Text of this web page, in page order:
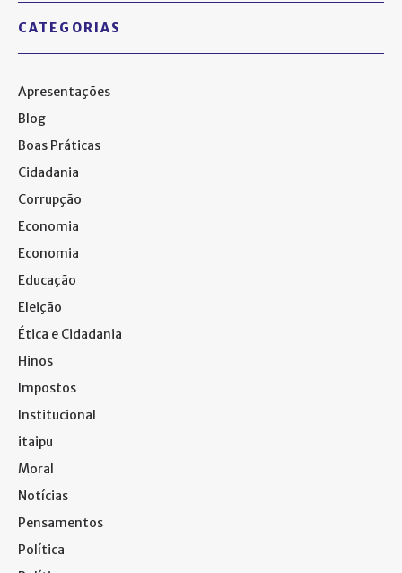
CATEGORIAS
Apresentações
Blog
Boas Práticas
Cidadania
Corrupção
Economia
Economia
Educação
Eleição
Ética e Cidadania
Hinos
Impostos
Institucional
itaipu
Moral
Notícias
Pensamentos
Política